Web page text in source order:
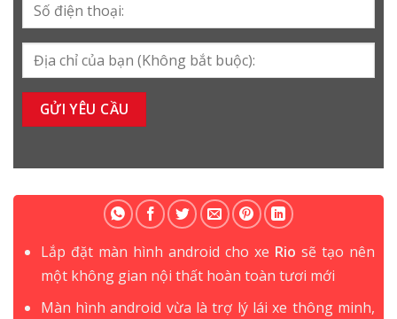
Lắp đặt màn hình android cho xe Rio sẽ tạo nên
một không gian nội thất hoàn toàn tươi mới
Màn hình android vừa là trợ lý lái xe thông minh,